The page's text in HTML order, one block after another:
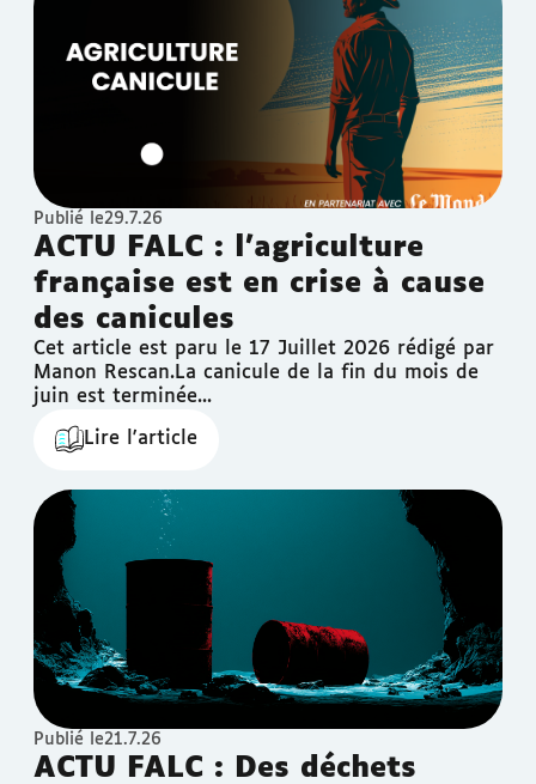
Publié le29.7.26
ACTU FALC : l’agriculture
française est en crise à cause
des canicules
Cet article est paru le 17 Juillet 2026 rédigé par
Manon Rescan.‍La canicule de la fin du mois de
juin est terminée...
Lire l'article
Publié le21.7.26
ACTU FALC : Des déchets